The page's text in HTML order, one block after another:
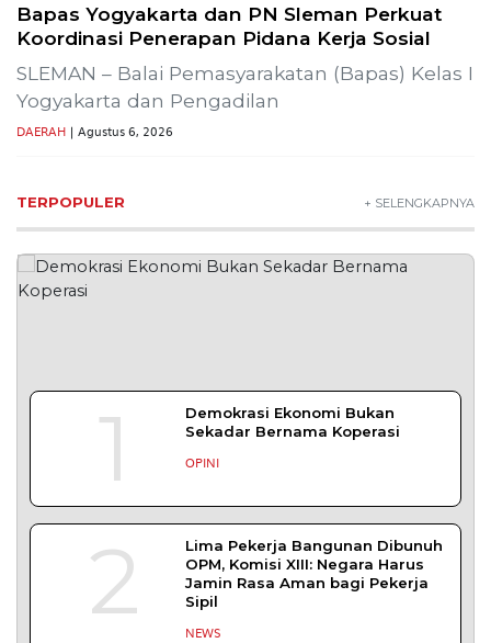
Bapas Yogyakarta dan PN Sleman Perkuat
Koordinasi Penerapan Pidana Kerja Sosial
SLEMAN – Balai Pemasyarakatan (Bapas) Kelas I
Yogyakarta dan Pengadilan
DAERAH | Agustus 6, 2026
TERPOPULER + SELENGKAPNYA
1
Demokrasi Ekonomi Bukan
Sekadar Bernama Koperasi
OPINI
2
Lima Pekerja Bangunan Dibunuh
OPM, Komisi XIII: Negara Harus
Jamin Rasa Aman bagi Pekerja
Sipil
NEWS